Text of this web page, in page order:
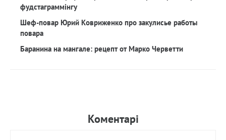
фудстаграммінгу
Шеф-повар Юрий Ковриженко про закулисье работы
повара
Баранина на мангале: рецепт от Марко Черветти
Коментарi